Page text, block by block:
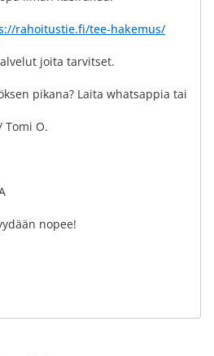
rahoitustie.fi/tee-hakemus/
joita tarvitset.
pikana? Laita whatsappia tai
Tomi O.
nopee!